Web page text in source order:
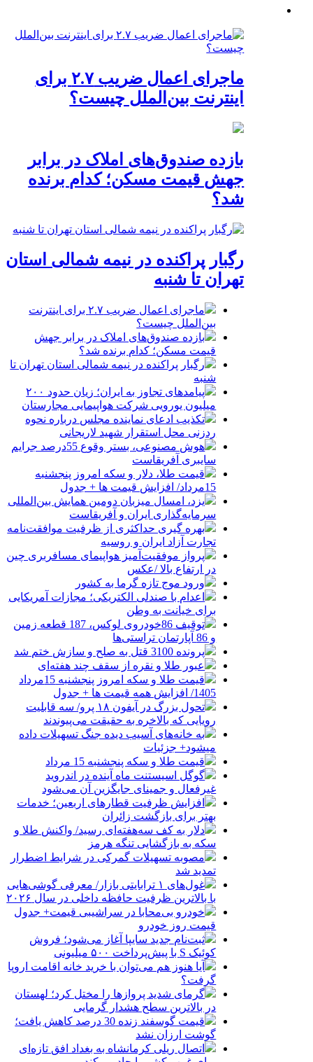
ماجرای اعمال ضریب ۲.۷ برای
اینترنت بین‌الملل چیست؟
بازده صندوق‌های املاک در برابر
جهش قیمت مسکن؛ کدام برنده
شد؟
رگبار پراکنده در نیمه شمالی استان
تهران تا شنبه
ماجرای اعمال ضریب ۲.۷ برای اینترنت
بین‌الملل چیست؟
بازده صندوق‌های املاک در برابر جهش
قیمت مسکن؛ کدام برنده شد؟
رگبار پراکنده در نیمه شمالی استان تهران تا
شنبه
پیامدهای تجاوز به ایران؛ زیان حدود ۲۰۰
میلیون یورویی شرکت هواپیمایی مجارستان
تکذیب ادعای نماینده مجلس درباره نحوه
ردزنی محل استقرار شهید لاریجانی
هوش مصنوعی، بستر وقوع 55درصد جرایم
سایبری آفریقاست
قیمت طلا، دلار و سکه امروز پنجشنبه
15مرداد/ افزایش قیمت ها + جدول
یزد، امسال میزبان دومین همایش بین‌المللی
سرمایه‌گذاری ایران و آفریقاست
بهره گیری حداکثری از ظرفیت موافقت‌نامه
تجارت آزاد ایران و روسیه
پرواز موفقیت‌آمیز هواپیمای مسافربری چین
در ارتفاع بالا /عکس
ورود موج تازه گرما به کشور
اعدام با صندلی الکتریکی؛ مجازات آمریکایی
برای خیانت به وطن
توقیف 86خودروی لوکس، 187 قطعه زمین
و 86 آپارتمان تراستی‌ها
پرونده 3100 قتل به صلح و سازش ختم شد
عبور طلا و نقره از سقف چند هفته‌ای
قیمت طلا و سکه امروز پنجشنبه 15مرداد
1405/ افزایش همه قیمت ها + جدول
تحول بزرگ در آیفون ۱۸ پرو/ سه قابلیت
رویایی که بالاخره به حقیقت می‌پیوندند
به خانه‌های آسیب دیده جنگ تسهیلات داده
میشود+ جزئیات
قیمت طلا و سکه پنجشنبه 15 مرداد
گوگل اسیستنت ماه آینده در اندروید
غیرفعال و جمینای جایگزین آن می‌شود
افزایش ظرفیت قطارهای اربعین؛ خدمات
بهتر برای بازگشت زائران
دلار به کف سه‌هفته‌ای رسید/ واکنش طلا و
سکه به بازگشایی تنگه هرمز
مصوبه تسهیلات گمرکی در شرایط اضطرار
تمدید شد
غول‌های ۱ ترابایتی بازار/ معرفی گوشی‌هایی
با بالاترین ظرفیت حافظه داخلی در سال ۲۰۲۶
خودرو بی‌محابا در سراشیبی قیمت+ جدول
قیمت روز خودرو
ثبت‌نام جدید سایپا آغاز می‌شود؛ فروش
کوئیک S با پیش‌پرداخت ۵۰۰ میلیونی
آیا هنوز هم می‌توان با خرید خانه اقامت اروپا
گرفت؟
گرمای شدید پروازها را مختل کرد؛ لهستان
در بالاترین سطح هشدار گرمایی
قیمت گوسفند زنده 30 درصد کاهش یافت؛
گوشت ارزان نشد
اتصال ریلی کرمانشاه به بغداد افق تازه‌ای